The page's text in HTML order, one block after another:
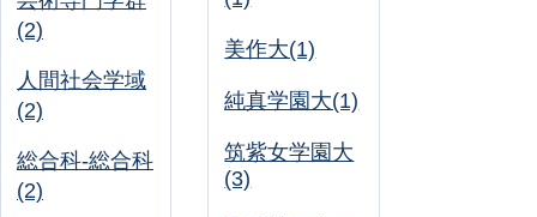
(2)
人間社会学域
(2)
総合科-総合科
(2)
美作大(1)
純真学園大(1)
筑紫女学園大
(3)